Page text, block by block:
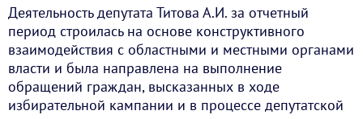
Деятельность депутата Титова А.И. за отчетный
период строилась на основе конструктивного
взаимодействия с областными и местными органами
власти и была направлена на выполнение
обращений граждан, высказанных в ходе
избирательной кампании и в процессе депутатской